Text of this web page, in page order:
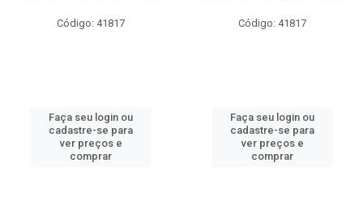
Código: 41817
Faça seu login ou
cadastre-se para
ver preços e
comprar
Código: 41817
Faça seu login ou
cadastre-se para
ver preços e
comprar